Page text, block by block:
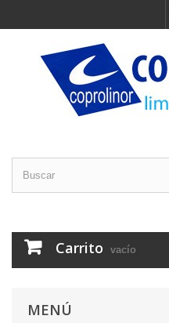
Carrito vacío
MENÚ